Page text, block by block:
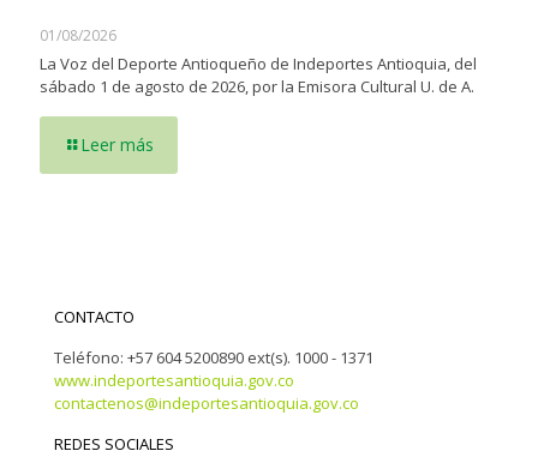
01/08/2026
La Voz del Deporte Antioqueño de Indeportes Antioquia, del
sábado 1 de agosto de 2026, por la Emisora Cultural U. de A.
Leer más
CONTACTO
Teléfono: +57 604 5200890 ext(s). 1000 - 1371
www.indeportesantioquia.gov.co
contactenos@indeportesantioquia.gov.co
REDES SOCIALES